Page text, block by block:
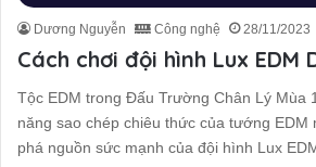
Dương Nguyễn Công nghệ 28/11/2023
Cách chơi đội hình Lux EDM
Tộc EDM trong Đấu Trường Chân Lý Mùa
năng sao chép chiêu thức của tướng EDM
phá nguồn sức mạnh của đội hình Lux